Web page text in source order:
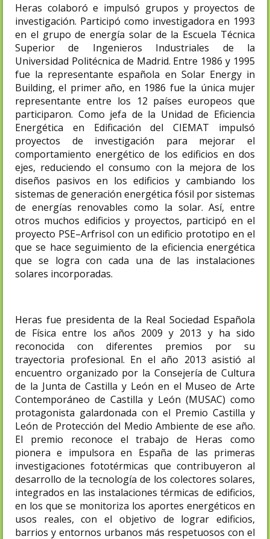
Heras colaboró e impulsó grupos y proyectos de
investigación. Participó como investigadora en 1993
en el grupo de energía solar de la Escuela Técnica
Superior de Ingenieros Industriales de la
Universidad Politécnica de Madrid. Entre 1986 y 1995
fue la representante española en Solar Energy in
Building, el primer año, en 1986 fue la única mujer
representante entre los 12 países europeos que
participaron.​ Como jefa de la Unidad de Eficiencia
Energética en Edificación del CIEMAT impulsó
proyectos de investigación para mejorar el
comportamiento energético de los edificios en dos
ejes, reduciendo el consumo con la mejora de los
diseños pasivos en los edificios y cambiando los
sistemas de generación energética fósil por sistemas
de energías renovables como la solar. Así, entre
otros muchos edificios y proyectos, participó en el
proyecto PSE–Arfrisol​ con un edificio prototipo en el
que se hace seguimiento de la eficiencia energética
que se logra con cada una de las instalaciones
solares incorporadas.
Heras fue presidenta de la Real Sociedad Española
de Física entre los años 2009 y 2013 y ha sido
reconocida con diferentes premios por su
trayectoria profesional. En el año 2013 asistió al
encuentro organizado por la Consejería de Cultura
de la Junta de Castilla y León en el Museo de Arte
Contemporáneo de Castilla y León (MUSAC) como
protagonista galardonada con el Premio Castilla y
León de Protección del Medio Ambiente de ese año.​
El premio reconoce el trabajo de Heras como
pionera e impulsora en España de las primeras
investigaciones fototérmicas que contribuyeron al
desarrollo de la tecnología de los colectores solares,
integrados en las instalaciones térmicas de edificios,
en los que se monitoriza los aportes energéticos en
usos reales, con el objetivo de lograr edificios,
barrios y entornos urbanos más respetuosos con el